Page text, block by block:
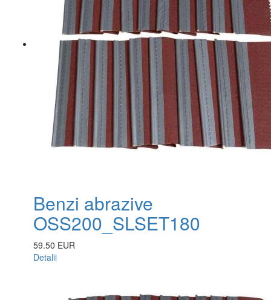
Benzi abrazive
OSS200_SLSET180
59.50 EUR
Detalii